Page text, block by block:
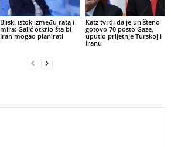
Bliski istok između rata i
mira: Galić otkrio šta bi
Iran mogao planirati
Katz tvrdi da je uništeno
gotovo 70 posto Gaze,
uputio prijetnje Turskoj i
Iranu